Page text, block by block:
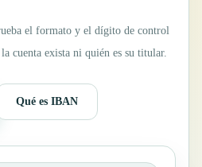
el formato y el dígito de control
cuenta exista ni quién es su titular.
Qué es IBAN